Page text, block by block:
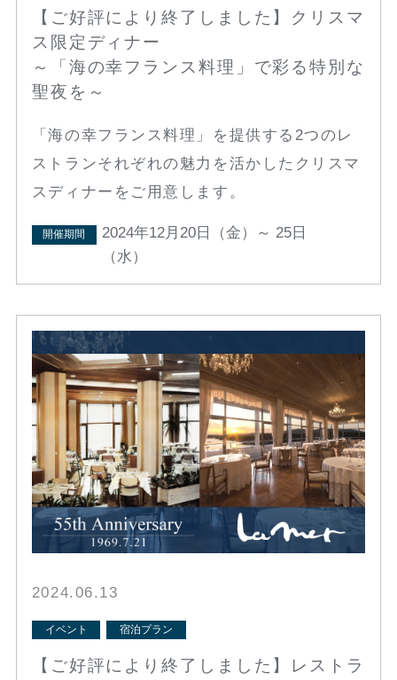
【ご好評により終了しました】クリスマ
ス限定ディナー
～「海の幸フランス料理」で彩る特別な
聖夜を～
「海の幸フランス料理」を提供する2つのレ
ストランそれぞれの魅力を活かしたクリスマ
スディナーをご用意します。
開催期間
2024年12月20日（金）～ 25日
（水）
2024.06.13
イベント 宿泊プラン
【ご好評により終了しました】レストラ